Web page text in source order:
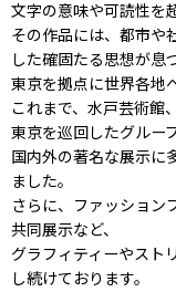
文字の意味や可読性を
その作品には、都市や
した確固たる思想が息
東京を拠点に世界各地
これまで、水戸芸術館
東京を巡回したグルー
国内外の著名な展示に
ました。
さらに、ファッション
共同展示など、
グラフィティーやスト
し続けております。